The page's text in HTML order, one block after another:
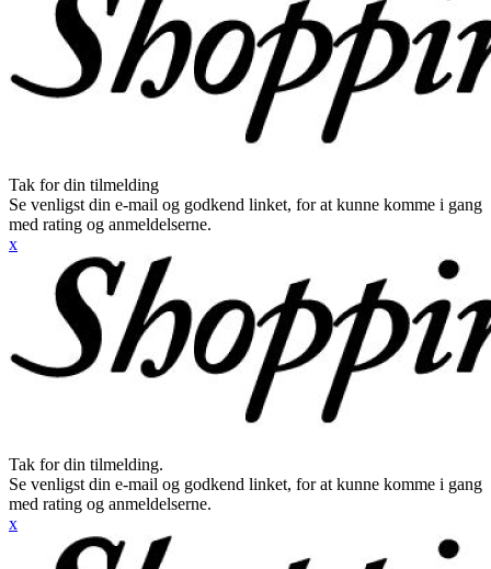
Tak for din tilmelding
Se venligst din e-mail og godkend linket, for at kunne komme i gang
med rating og anmeldelserne.
x
Tak for din tilmelding.
Se venligst din e-mail og godkend linket, for at kunne komme i gang
med rating og anmeldelserne.
x